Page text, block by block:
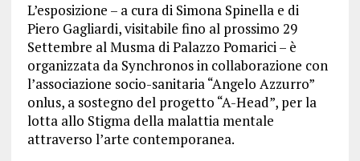
L’esposizione – a cura di Simona Spinella e di
Piero Gagliardi, visitabile fino al prossimo 29
Settembre al Musma di Palazzo Pomarici – è
organizzata da Synchronos in collaborazione con
l’associazione socio-sanitaria “Angelo Azzurro”
onlus, a sostegno del progetto “A-Head”, per la
lotta allo Stigma della malattia mentale
attraverso l’arte contemporanea.